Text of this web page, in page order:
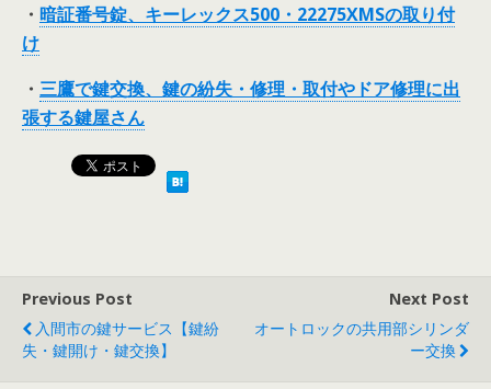
・ 暗証番号錠、キーレックス500・22275XMSの取り付
け
・ 三鷹で鍵交換、鍵の紛失・修理・取付やドア修理に出
張する鍵屋さん
Previous Post
入間市の鍵サービス【鍵紛
失・鍵開け・鍵交換】
Next Post
オートロックの共用部シリンダ
ー交換